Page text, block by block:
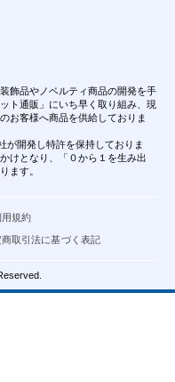
飾品やノベルティ商品の開発を手
ト通販」にいち早く取り組み、現
お客様へ商品を供給しておりま
が開発し特許を保持しておりま
けとなり、「０から１を生み出
ます。
用規約
商取引法に基づく表記